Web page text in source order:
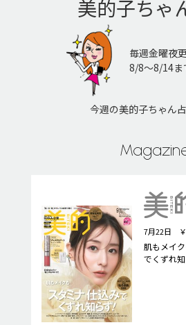
美的子ちゃ
毎週金曜夜
8/8〜8/14ま
今週の美的子ちゃん
7月22日
肌もメイ
でくずれ知